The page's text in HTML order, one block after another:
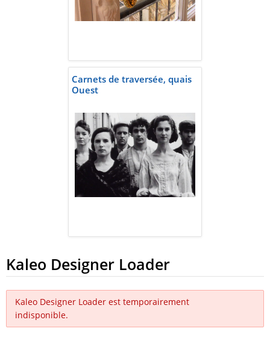
Carnets de traversée, quais
Ouest
Kaleo Designer Loader
Kaleo Designer Loader est temporairement
indisponible.